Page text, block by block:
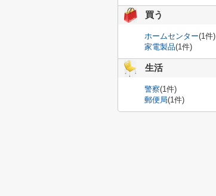
買う
ホームセンター(1件)
家電製品(1件)
生活
警察(1件)
郵便局(1件)